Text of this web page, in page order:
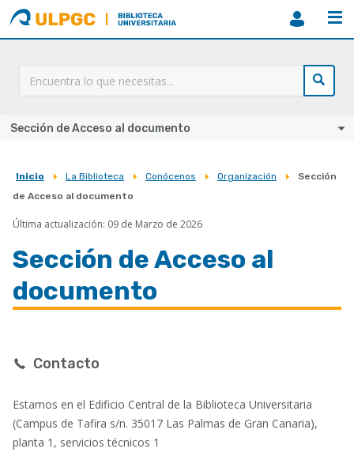
ULPGC
Biblioteca
ULPGC
Sección de Acceso al documento
Sobrescribir
ayuda
a
la
Inicio La Biblioteca Conócenos Organización
Sección
de Acceso al documento
Última actualización: 09 de Marzo de 2026
Sección de Acceso al
documento
Contacto
Estamos en el Edificio Central de la Biblioteca Universitaria
(Campus de Tafira s/n. 35017 Las Palmas de Gran Canaria),
planta 1, servicios técnicos 1